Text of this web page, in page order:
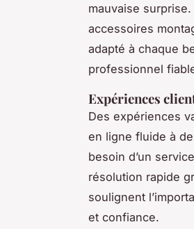
mauvaise
accessoires
adapté à chaque
professionnel
Expériences
Des expériences
en ligne fluide à
besoin d’un
résolution rapide
soulignent
et confiance.